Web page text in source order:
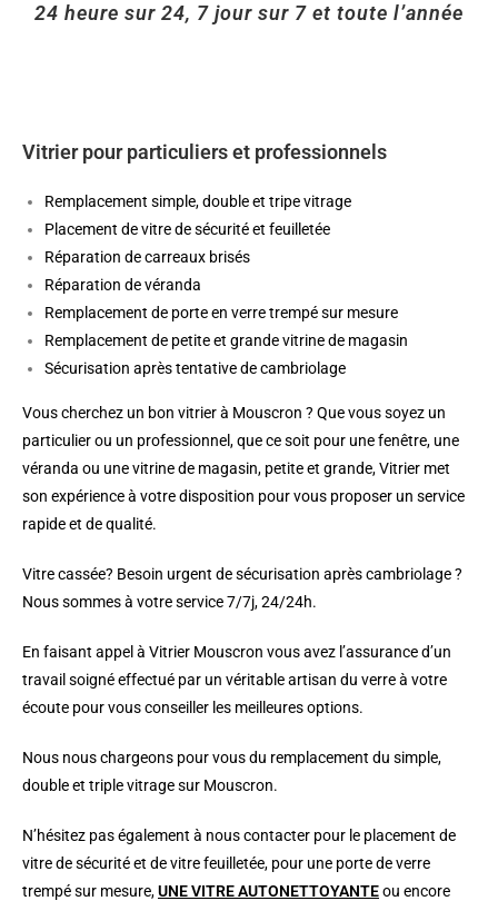
24 heure sur 24, 7 jour sur 7 et toute l’année
Vitrier pour particuliers et professionnels
Remplacement simple, double et tripe vitrage
Placement de vitre de sécurité et feuilletée
Réparation de carreaux brisés
Réparation de véranda
Remplacement de porte en verre trempé sur mesure
Remplacement de petite et grande vitrine de magasin
Sécurisation après tentative de cambriolage
Vous cherchez un bon vitrier à Mouscron ? Que vous soyez un
particulier ou un professionnel, que ce soit pour une fenêtre, une
véranda ou une vitrine de magasin, petite et grande, Vitrier met
son expérience à votre disposition pour vous proposer un service
rapide et de qualité.
Vitre cassée? Besoin urgent de sécurisation après cambriolage ?
Nous sommes à votre service 7/7j, 24/24h.
En faisant appel à Vitrier Mouscron vous avez l’assurance d’un
travail soigné effectué par un véritable artisan du verre à votre
écoute pour vous conseiller les meilleures options.
Nous nous chargeons pour vous du remplacement du simple,
double et triple vitrage sur Mouscron.
N’hésitez pas également à nous contacter pour le placement de
vitre de sécurité et de vitre feuilletée, pour une porte de verre
trempé sur mesure,UNE VITRE AUTONETTOYANTEou encore